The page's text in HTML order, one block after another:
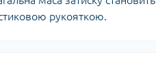
рукояткою.